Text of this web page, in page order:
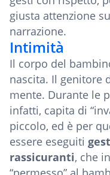
giusta attenzione
narrazione.
Intimità
Il corpo del
nascita. Il genitore
mente. Durante le
infatti, capita di
piccolo, ed è per
essere eseguiti
rassicuranti, che